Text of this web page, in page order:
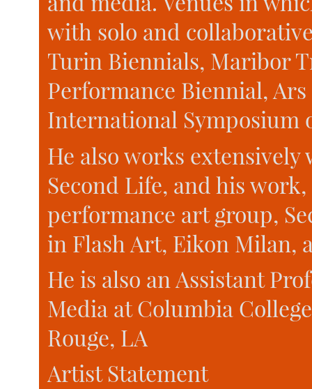
with solo and
Turin Biennials, Maribor
Performance Biennial,
International Symposium
He also works
Second Life, and his
performance art group,
in Flash Art, Eikon Milan,
He is also an Assistant
Media at Columbia
Rouge, LA
Artist Statement